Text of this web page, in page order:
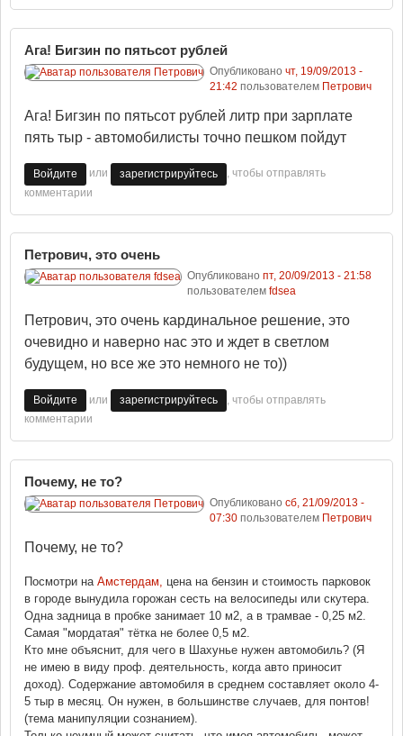
Ага! Бигзин по пятьсот рублей
Опубликовано чт, 19/09/2013 -
21:42 пользователем Петрович
Ага! Бигзин по пятьсот рублей литр при зарплате
пять тыр - автомобилисты точно пешком пойдут
Войдите или зарегистрируйтесь
, чтобы отправлять
комментарии
Петрович, это очень
Опубликовано пт, 20/09/2013 - 21:58
пользователем fdsea
Петрович, это очень кардинальное решение, это
очевидно и наверно нас это и ждет в светлом
будущем, но все же это немного не то))
Войдите или зарегистрируйтесь
, чтобы отправлять
комментарии
Почему, не то?
Опубликовано сб, 21/09/2013 -
07:30пользователем Петрович
Почему, не то?
Посмотри на Амстердам, цена на бензин и стоимость парковок
в городе вынудила горожан сесть на велосипеды или скутера.
Одна задница в пробке занимает 10 м2, а в трамвае - 0,25 м2.
Самая "мордатая" тётка не более 0,5 м2.
Кто мне объяснит, для чего в Шахунье нужен автомобиль? (Я
не имею в виду проф. деятельность, когда авто приносит
доход). Содержание автомобиля в среднем составляет около 4-
5 тыр в месяц. Он нужен, в большинстве случаев, для понтов!
(тема манипуляции сознанием).